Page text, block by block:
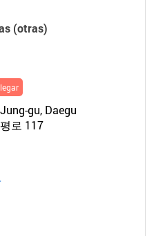
(otras)
gu, Daegu
로 117